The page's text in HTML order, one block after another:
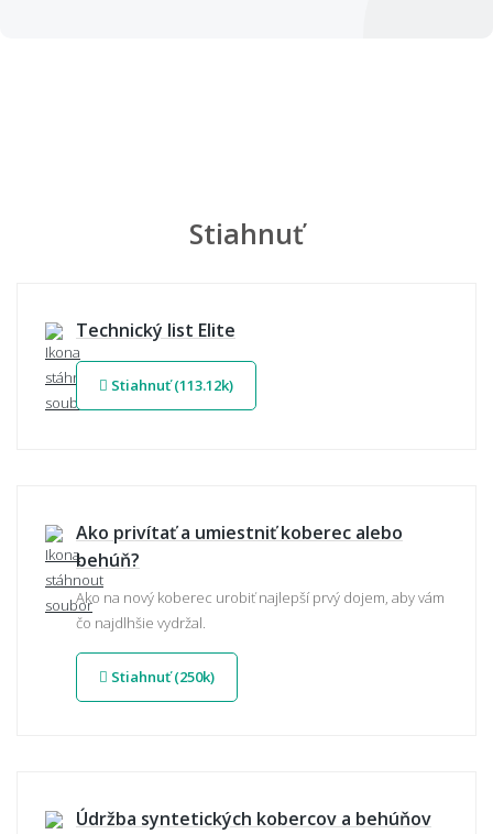
Stiahnuť
Technický list Elite
Stiahnuť (113.12k)
Ako privítať a umiestniť koberec alebo
behúň?
Ako na nový koberec urobiť najlepší prvý dojem, aby vám
čo najdlhšie vydržal.
Stiahnuť (250k)
Údržba syntetických kobercov a behúňov